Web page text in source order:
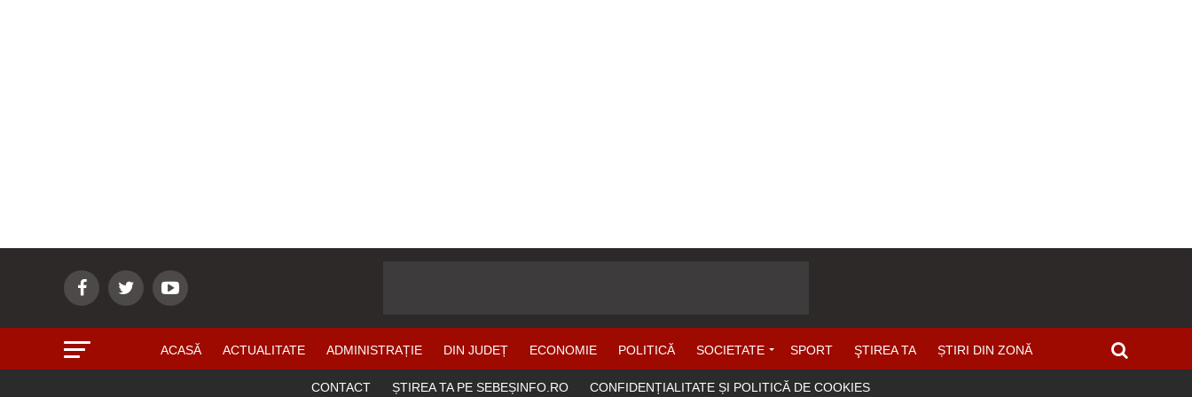
ACASĂ ACTUALITATE ADMINISTRAȚIE DIN JUDEȚ ECONOMIE POLITICĂ SOCIETATE SPORT ŞTIREA TA ȘTIRI DIN ZONĂ
CONTACT ȘTIREA TA PE SEBEȘINFO.RO CONFIDENȚIALITATE ȘI POLITICĂ DE COOKIES